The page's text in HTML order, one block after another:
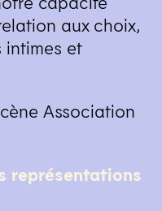
aux choix,
intimes et
Association
représentations